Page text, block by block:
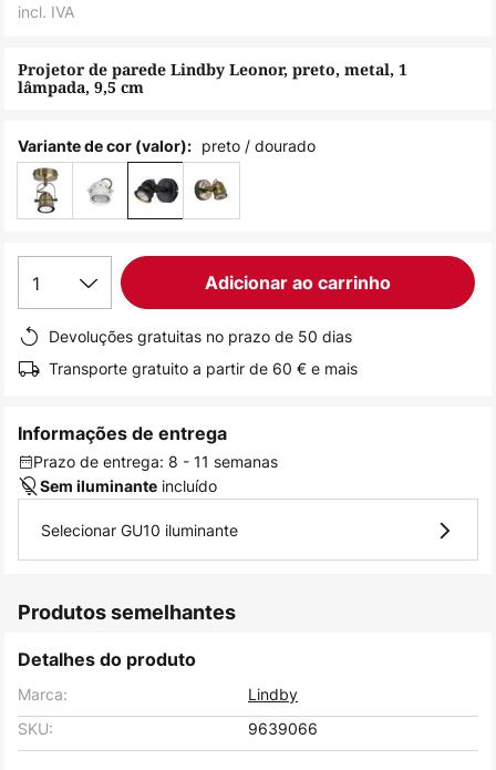
início
Galeria
de
Projetor de parede Lindby Leonor, preto, metal, 1
lâmpada, 9,5 cm
incl. IVA
Variante de cor (valor): preto / dourado
1 Adicionar ao carrinho
Devoluções gratuitas no prazo de 50 dias
Transporte gratuito a partir de 60 € e mais
Informações de entrega
Prazo de entrega: 8 - 11 semanas
Sem iluminante incluído
Selecionar GU10 iluminante
Produtos semelhantes
Detalhes do produto
Marca:
Lindby
SKU:
9639066